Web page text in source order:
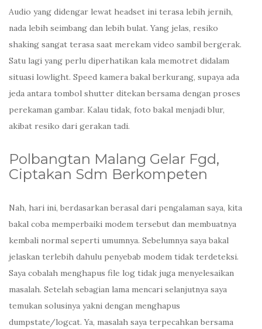
Audio yang didengar lewat headset ini terasa lebih jernih,
nada lebih seimbang dan lebih bulat. Yang jelas, resiko
shaking sangat terasa saat merekam video sambil bergerak.
Satu lagi yang perlu diperhatikan kala memotret didalam
situasi lowlight. Speed kamera bakal berkurang, supaya ada
jeda antara tombol shutter ditekan bersama dengan proses
perekaman gambar. Kalau tidak, foto bakal menjadi blur,
akibat resiko dari gerakan tadi.
Polbangtan Malang Gelar Fgd,
Ciptakan Sdm Berkompeten
Nah, hari ini, berdasarkan berasal dari pengalaman saya, kita
bakal coba memperbaiki modem tersebut dan membuatnya
kembali normal seperti umumnya. Sebelumnya saya bakal
jelaskan terlebih dahulu penyebab modem tidak terdeteksi.
Saya cobalah menghapus file log tidak juga menyelesaikan
masalah. Setelah sebagian lama mencari selanjutnya saya
temukan solusinya yakni dengan menghapus
dumpstate/logcat. Ya, masalah saya terpecahkan bersama